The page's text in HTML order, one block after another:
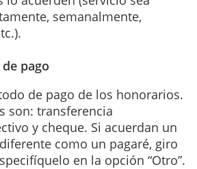
semanalmente,
pago
de pago de los honorarios.
son: transferencia
y cheque. Si acuerdan un
como un pagaré, giro
en la opción “Otro”.